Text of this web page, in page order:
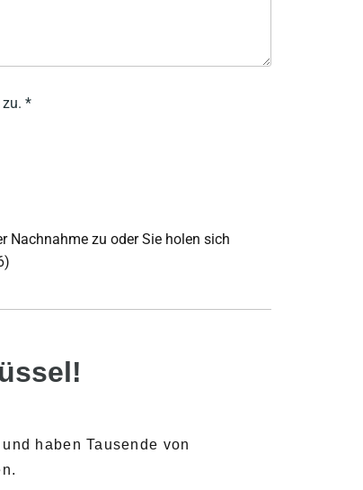
*
Nachnahme zu oder Sie holen sich
haben Tausende von